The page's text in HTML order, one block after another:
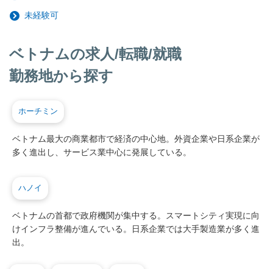
未経験可
ベトナムの求人/転職/就職
勤務地から探す
ホーチミン
ベトナム最大の商業都市で経済の中心地。外資企業や日系企業が
多く進出し、サービス業中心に発展している。
ハノイ
ベトナムの首都で政府機関が集中する。スマートシティ実現に向
けインフラ整備が進んでいる。日系企業では大手製造業が多く進
出。